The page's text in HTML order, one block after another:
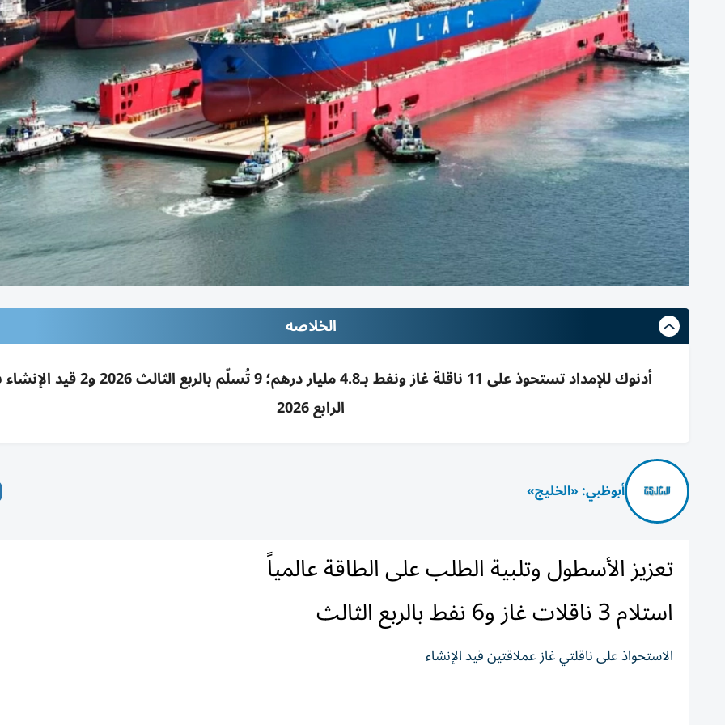
الخلاصه
أدنوك للإمداد تستحوذ على 11 ناقلة غاز ونفط بـ4.8 مليار درهم؛ 9 تُسلّم
الرابع 2026
أبوظبي: «الخليج»
تعزيز الأسطول وتلبية الطلب على الطاقة عالمياً
استلام 3 ناقلات غاز و6 نفط بالربع الثالث
الاستحواذ على ناقلتي غاز عملاقتين قيد الإنشاء